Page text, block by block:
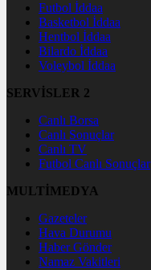
Futbol İddaa
Basketbol İddaa
Hentbol İddaa
Bilardo İddaa
Voleybol İddaa
SERVİSLER 2
Canlı Borsa
Canlı Sonuçlar
Canlı TV
Futbol Canlı Sonuçlar
MULTİMEDYA
Gazeteler
Hava Durumu
Haber Gönder
Namaz Vakitleri